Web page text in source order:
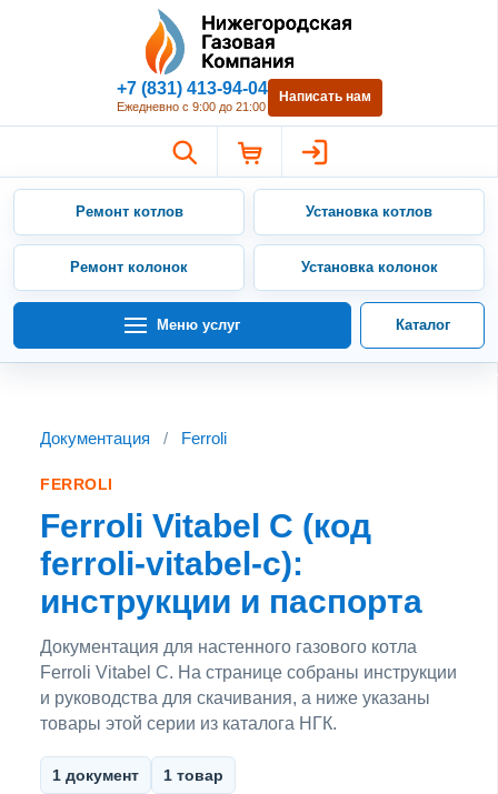
Нижегородская Газовая
+7 (831) 413-94-04
Ежедневно с 9:00 до 21:00
Написать нам
Ремонт котлов Установка котлов
Ремонт колонок Установка колонок
Меню услуг Каталог
Документация / Ferroli
FERROLI
Ferroli Vitabel C (код
ferroli-vitabel-c):
инструкции и паспорта
Документация для настенного газового котла
Ferroli Vitabel C. На странице собраны инструкции
и руководства для скачивания, а ниже указаны
товары этой серии из каталога НГК.
1 документ 1 товар